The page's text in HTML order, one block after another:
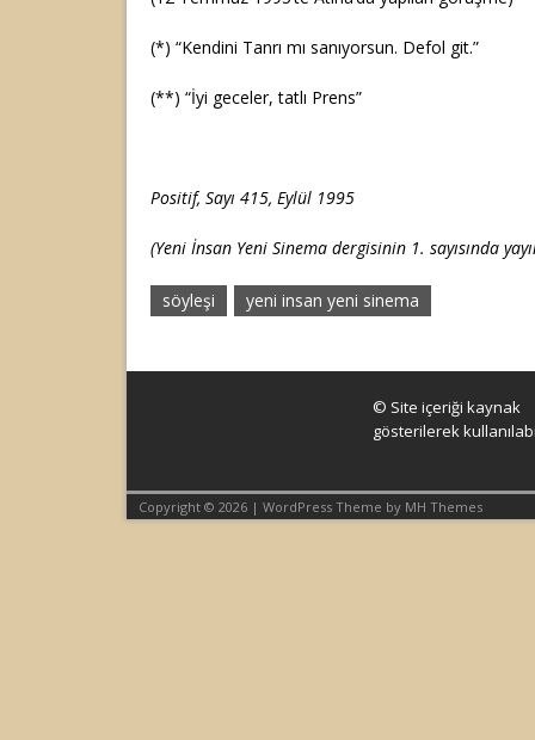
(*) “Kendini Tanrı mı sanıyorsun. Defol git.”
(**) “İyi geceler, tatlı Prens”
Positif, Sayı 415, Eylül 1995
(Yeni İnsan Yeni Sinema dergisinin 1. sayısında
söyleşi yeni insan yeni sinema
© Site içeriği kaynak
gösterilerek
Copyright © 2026 | WordPress Theme by MH Themes